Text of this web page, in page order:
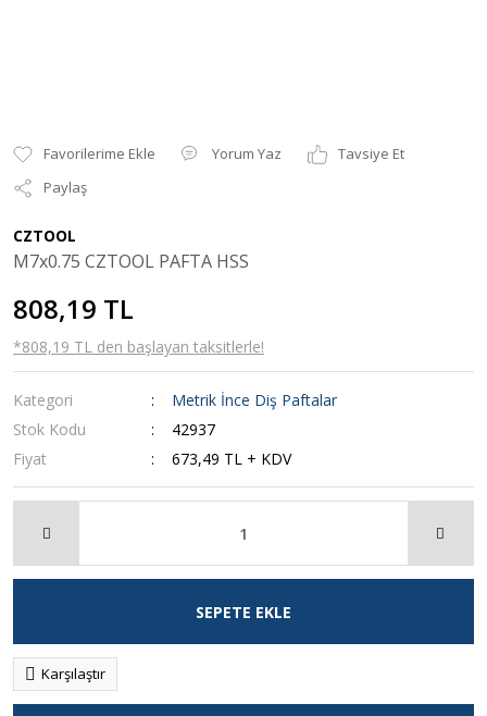
Yorum Yaz
Tavsiye Et
Paylaş
CZTOOL
M7x0.75 CZTOOL PAFTA HSS
808,19 TL
*808,19 TL den başlayan taksitlerle!
Kategori
Metrik İnce Diş Paftalar
Stok Kodu
42937
Fiyat
673,49 TL + KDV
SEPETE EKLE
Karşılaştır